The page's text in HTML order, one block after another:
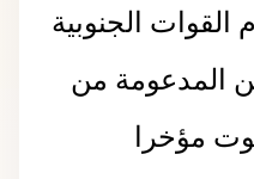
القوات الجنوبية
المدعومة من
مؤخرا